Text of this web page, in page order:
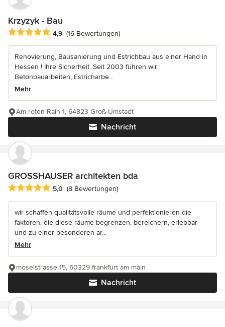
Krzyzyk - Bau
Durchschnittliche Bewertung: 4.9 von 5 Sternen
4,9 (16 Bewertungen)
Renovierung, Bausanierung und Estrichbau aus einer Hand in
Hessen ! Ihre Sicherheit. Seit 2003 führen wir
Betonbauarbeiten, Estricharbe...
Mehr
Nachricht
Am roten Rain 1, 64823 Groß-Umstadt
GROSSHAUSER architekten bda
Durchschnittliche Bewertung: 5 von 5 Sternen
5,0 (8 Bewertungen)
wir schaffen qualitätsvolle räume und perfektionieren die
faktoren, die diese räume begrenzen, bereichern, erlebbar
und zu einer besonderen ar...
Mehr
Nachricht
moselstrasse 15, 60329 frankfurt am main